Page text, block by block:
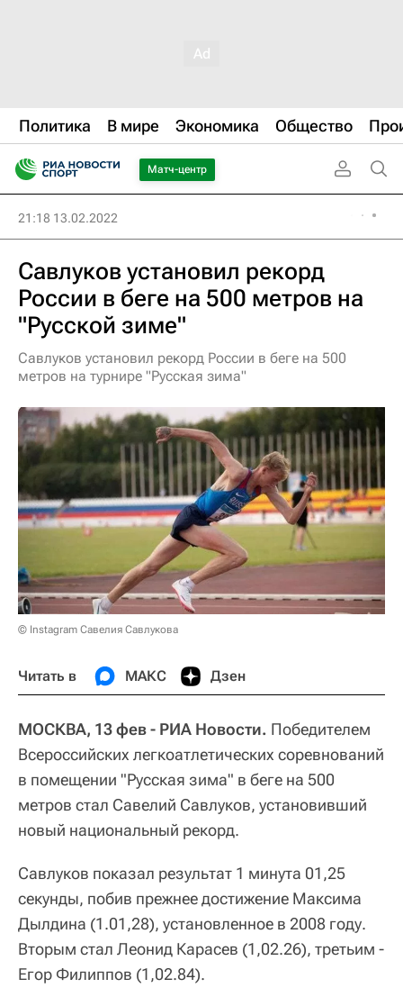
Политика В мире Экономика Общество
Матч-центр
21:18 13.02.2022
Савлуков установил рекорд
России в беге на 500 метров на
"Русской зиме"
Савлуков установил рекорд России в беге на 500
метров на турнире "Русская зима"
© Instagram Савелия Савлукова
Читать в МАКС Дзен
МОСКВА, 13 фев - РИА Новости. Победителем
Всероссийских легкоатлетических соревнований
в помещении "Русская зима" в беге на 500
метров стал Савелий Савлуков, установивший
новый национальный рекорд.
Савлуков показал результат 1 минута 01,25
секунды, побив прежнее достижение Максима
Дылдина (1.01,28), установленное в 2008 году.
Вторым стал Леонид Карасев (1,02.26), третьим -
Егор Филиппов (1,02.84).